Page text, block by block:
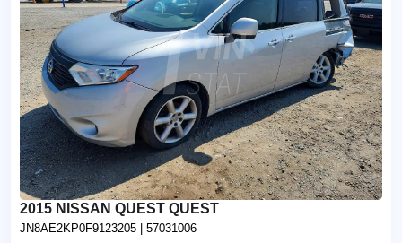
2015 NISSAN QUEST QUEST
JN8AE2KP0F9123205 | 57031006